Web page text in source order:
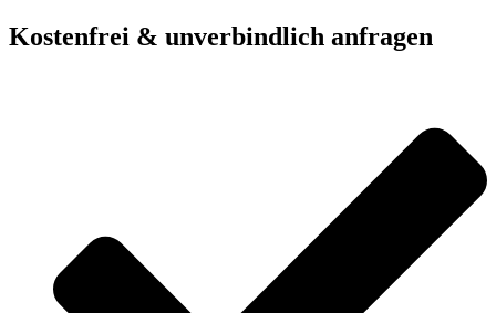
Kostenfrei & unverbindlich anfragen